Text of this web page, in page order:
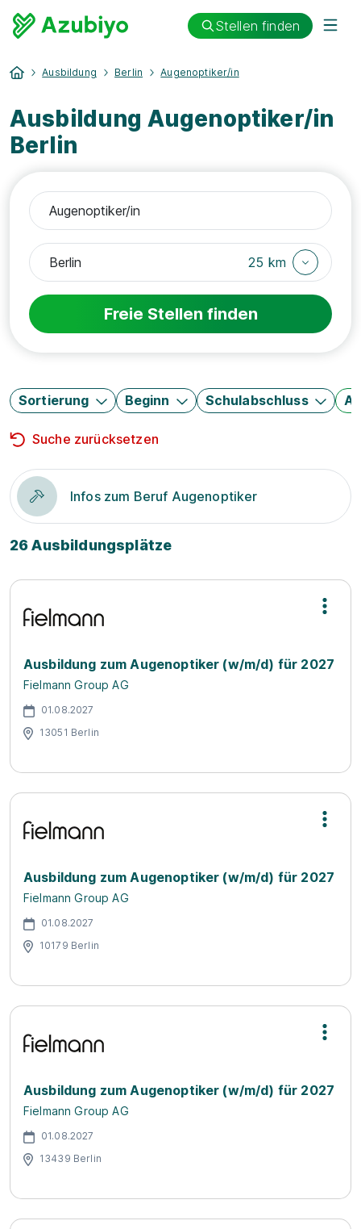
Stellen finden
Ausbildung Berlin Augenoptiker/in
Ausbildung Augenoptiker/in
Berlin
25 km
Freie Stellen finden
Sortierung Beginn Schulabschluss
Suche zurücksetzen
Infos zum Beruf Augenoptiker
26 Ausbildungsplätze
Ausbildung zum Augenoptiker (w/m/d) für 2027
Fielmann Group AG
01.08.2027
13051 Berlin
Ausbildung zum Augenoptiker (w/m/d) für 2027
Fielmann Group AG
01.08.2027
10179 Berlin
Ausbildung zum Augenoptiker (w/m/d) für 2027
Fielmann Group AG
01.08.2027
13439 Berlin